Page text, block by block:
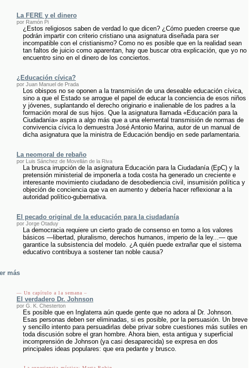
La FERE y el dinero
por Ramón Pi
¿Estos religiosos saben de verdad lo que dicen? ¿Cómo pueden creerse que
podrán impartir con criterio cristiano una asignatura diseñada para ser
incompatible con el cristianismo? Como no es posible que en la realidad sean
tan faltos de juicio como aparentan, hay que buscar otra explicación, que yo no
encuentro sino en el dinero de los conciertos.
¿Educación cívica?
por Juan Manuel de Prada
Los obispos no se oponen a la transmisión de una deseable educación cívica,
sino a que el Estado se arrogue el papel de educar la conciencia de esos niños
y jóvenes, suplantando el derecho originario e inalienable de los padres a la
formación moral de sus hijos. Que la asignatura llamada «Educación para la
Ciudadanía» aspira a algo más que a una elemental transmisión de normas de
convivencia cívica lo demuestra José Antonio Marina, autor de un manual de
dicha asignatura que la ministra de Educación bendijo en sede parlamentaria.
La neomoral de rebaño
por Luis Sánchez de Movellán de la Riva
La brusca irrupción de la asignatura Educación para la Ciudadanía (EpC) y la
pretensión ministerial de imponerla a toda costa ha generado un creciente e
interesante movimiento ciudadano de desobediencia civil, insumisión política y
objeción de conciencia que va en aumento y debería hacer reflexionar a la
autoridad político-gubernativa.
El pecado original de la educación para la ciudadanía
por Jorge Otaduy
La democracia requiere un cierto grado de consenso en torno a los valores
básicos —libertad, pluralismo, derechos humanos, imperio de la ley...— que
garantice la subsistencia del modelo. ¿A quién puede extrañar que el sistema
educativo contribuya a sostener tan noble causa?
más
— Un capítulo a la semana –
El verdadero Dr. Johnson
por G. K. Chesterton
Es posible que en Inglaterra aún quede gente que no adora al Dr. Johnson.
Esas personas deben ser eliminadas, si es posible, por la persuasión. Un breve
y sencillo intento para persuadirlas debe privar sobre cuestiones más sutiles en
toda discusión sobre el gran hombre. Ahora bien, esta antigua y superficial
incomprensión de Johnson (ya casi desaparecida) se expresa en dos
principales ideas populares: que era pedante y brusco.